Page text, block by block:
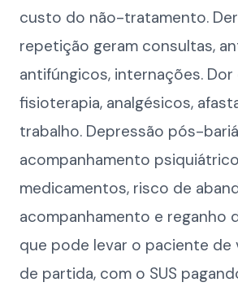
custo do não-tratamento.
repetição geram consultas,
antifúngicos, internações.
fisioterapia, analgésicos,
trabalho. Depressão pós-
acompanhamento
medicamentos, risco de
acompanhamento e reganho
que pode levar o paciente
de partida, com o SUS